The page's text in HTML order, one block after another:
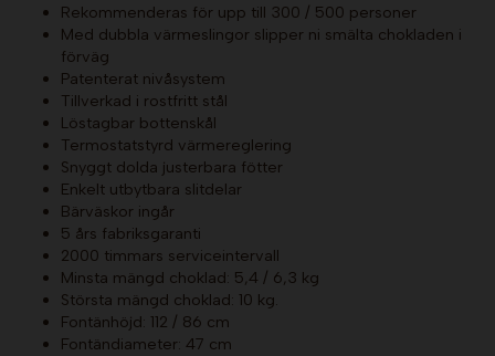
Rekommenderas för upp till 300 / 500 personer
Med dubbla värmeslingor slipper ni smälta chokladen i
förväg
Patenterat nivåsystem
Tillverkad i rostfritt stål
Löstagbar bottenskål
Termostatstyrd värmereglering
Snyggt dolda justerbara fötter
Enkelt utbytbara slitdelar
Bärväskor ingår
5 års fabriksgaranti
2000 timmars serviceintervall
Minsta mängd choklad: 5,4 / 6,3 kg
Största mängd choklad: 10 kg.
Fontänhöjd: 112 / 86 cm
Fontändiameter: 47 cm